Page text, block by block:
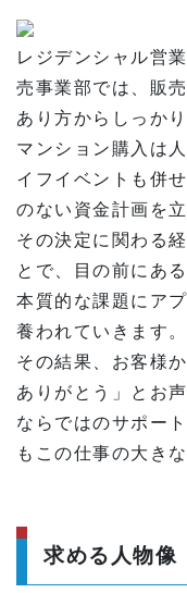
レジデンシャル営
売事業部では、販
あり方からしっか
マンション購入は
イフイベントも併
のない資金計画を
その決定に関わる
とで、目の前にあ
本質的な課題にア
養われていきます。
その結果、お客様
ありがとう」とお
ならではのサポー
もこの仕事の大き
求める人物像